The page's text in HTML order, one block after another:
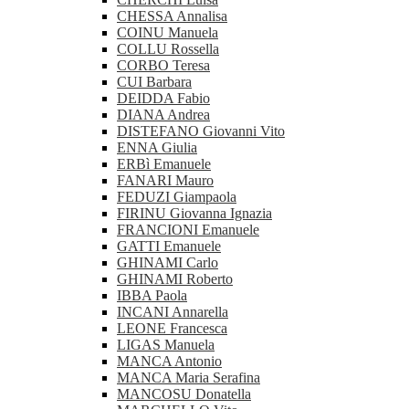
CHESSA Annalisa
COINU Manuela
COLLU Rossella
CORBO Teresa
CUI Barbara
DEIDDA Fabio
DIANA Andrea
DISTEFANO Giovanni Vito
ENNA Giulia
ERBì Emanuele
FANARI Mauro
FEDUZI Giampaola
FIRINU Giovanna Ignazia
FRANCIONI Emanuele
GATTI Emanuele
GHINAMI Carlo
GHINAMI Roberto
IBBA Paola
INCANI Annarella
LEONE Francesca
LIGAS Manuela
MANCA Antonio
MANCA Maria Serafina
MANCOSU Donatella